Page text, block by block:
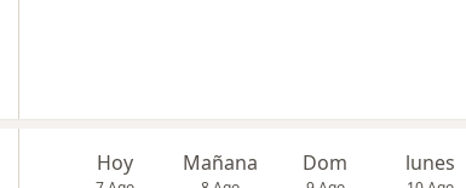
Hoy Mañana Dom lunes